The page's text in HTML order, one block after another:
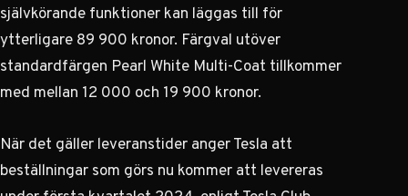
självkörande funktioner kan läggas till för
ytterligare 89 900 kronor. Färgval utöver
standardfärgen Pearl White Multi-Coat tillkommer
med mellan 12 000 och 19 900 kronor.
När det gäller leveranstider anger Tesla att
beställningar som görs nu kommer att levereras